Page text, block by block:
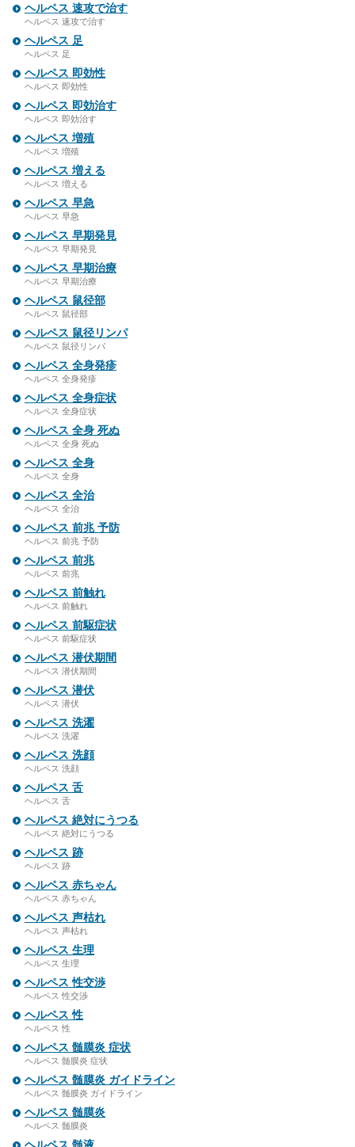
ヘルペス 速攻で治す
ヘルペス 速攻で治す
ヘルペス 足
ヘルペス 足
ヘルペス 即効性
ヘルペス 即効性
ヘルペス 即効治す
ヘルペス 即効治す
ヘルペス 増殖
ヘルペス 増殖
ヘルペス 増える
ヘルペス 増える
ヘルペス 早急
ヘルペス 早急
ヘルペス 早期発見
ヘルペス 早期発見
ヘルペス 早期治療
ヘルペス 早期治療
ヘルペス 鼠径部
ヘルペス 鼠径部
ヘルペス 鼠径リンパ
ヘルペス 鼠径リンパ
ヘルペス 全身発疹
ヘルペス 全身発疹
ヘルペス 全身症状
ヘルペス 全身症状
ヘルペス 全身 死ぬ
ヘルペス 全身 死ぬ
ヘルペス 全身
ヘルペス 全身
ヘルペス 全治
ヘルペス 全治
ヘルペス 前兆 予防
ヘルペス 前兆 予防
ヘルペス 前兆
ヘルペス 前兆
ヘルペス 前触れ
ヘルペス 前触れ
ヘルペス 前駆症状
ヘルペス 前駆症状
ヘルペス 潜伏期間
ヘルペス 潜伏期間
ヘルペス 潜伏
ヘルペス 潜伏
ヘルペス 洗濯
ヘルペス 洗濯
ヘルペス 洗顔
ヘルペス 洗顔
ヘルペス 舌
ヘルペス 舌
ヘルペス 絶対にうつる
ヘルペス 絶対にうつる
ヘルペス 跡
ヘルペス 跡
ヘルペス 赤ちゃん
ヘルペス 赤ちゃん
ヘルペス 声枯れ
ヘルペス 声枯れ
ヘルペス 生理
ヘルペス 生理
ヘルペス 性交渉
ヘルペス 性交渉
ヘルペス 性
ヘルペス 性
ヘルペス 髄膜炎 症状
ヘルペス 髄膜炎 症状
ヘルペス 髄膜炎 ガイドライン
ヘルペス 髄膜炎 ガイドライン
ヘルペス 髄膜炎
ヘルペス 髄膜炎